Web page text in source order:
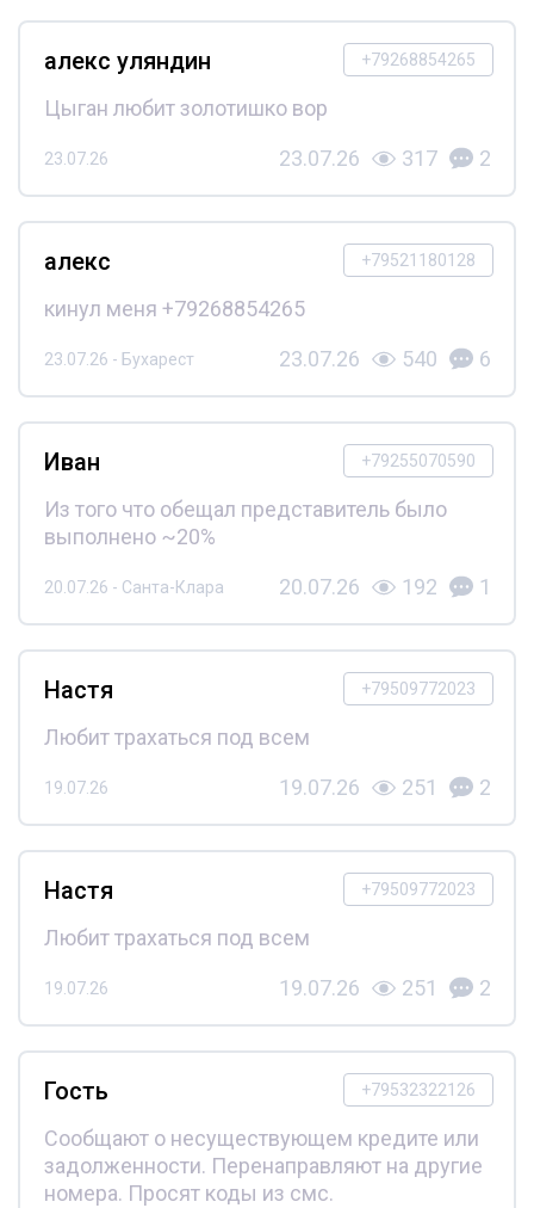
+79268854265
алекс уляндин
Цыган любит золотишко вор
23.07.26 23.07.26 317 2
+79521180128
алекс
кинул меня +79268854265
23.07.26 - Бухарест 23.07.26 540 6
+79255070590
Иван
Из того что обещал представитель было
выполнено ~20%
20.07.26 - Санта-Клара 20.07.26 192 1
+79509772023
Настя
Любит трахаться под всем
19.07.26 19.07.26 251 2
+79509772023
Настя
Любит трахаться под всем
19.07.26 19.07.26 251 2
+79532322126
Гость
Сообщают о несуществующем кредите или
задолженности. Перенаправляют на другие
номера. Просят коды из смс.